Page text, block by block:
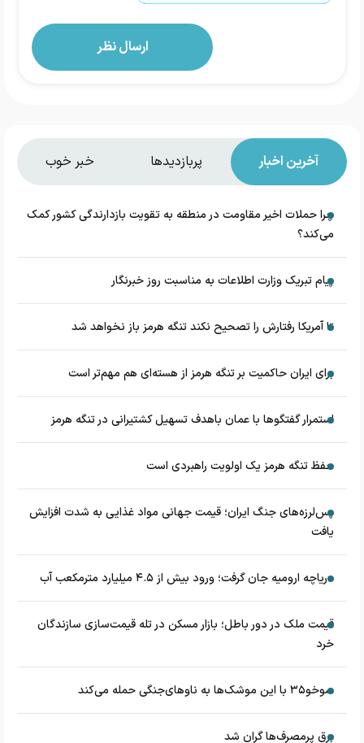
آخرین اخبار پربازدیدها خبر خوب
چرا حملات اخیر مقاومت در منطقه به تقویت بازدارندگی کشور کمک
می‌کند؟
پیام تبریک وزارت اطلاعات به مناسبت روز خبرنگار
تا آمریکا رفتارش را تصحیح نکند تنگه هرمز باز نخواهد شد
برای ایران حاکمیت بر تنگه هرمز از هسته‌ای هم مهم‌تر است
استمرار گفتگوها با عمان باهدف تسهیل کشتیرانی در تنگه هرمز
حفظ تنگه هرمز یک اولویت راهبردی است
پس‌لرزه‌های جنگ ایران؛ قیمت جهانی مواد غذایی به شدت افزایش
یافت
دریاچه ارومیه جان گرفت؛ ورود بیش از ۴.۵ میلیارد مترمکعب آب
قیمت ملک در دور باطل؛ بازار مسکن در تله قیمت‌سازی سازندگان
خرد
سوخو۳۵ با این موشک‌ها به ناوهای‌جنگی حمله می‌کند
برق پرمصرف‌ها گران شد